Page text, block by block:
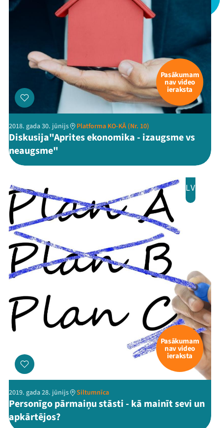
Pasākumam
nav video
ieraksta
2018. gada 30. jūnijs Platforma KO-KĀ (Nr. 10)
Diskusija"Aprites ekonomika - izaugsme vs
neaugsme"
LV
Pasākumam
nav video
ieraksta
2019. gada 28. jūnijs Siltumnīca
Personīgo pārmaiņu stāsti - kā mainīt sevi un
apkārtējos?